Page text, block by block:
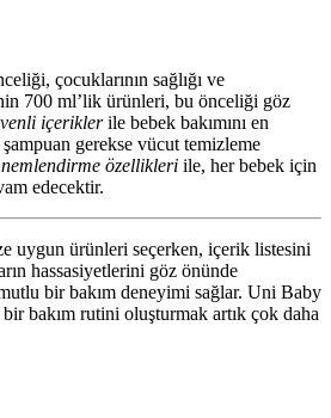
çocuklarının sağlığı ve
700 ml’lik ürünleri, bu önceliği göz
içeriklerile bebek bakımını en
gerekse vücut temizleme
özellikleri ile, her bebek için
edecektir.
uygun ürünleri seçerken, içerik listesini
hassasiyetlerini göz önünde
bir bakım deneyimi sağlar. Uni Baby
bakım rutini oluşturmak artık çok daha